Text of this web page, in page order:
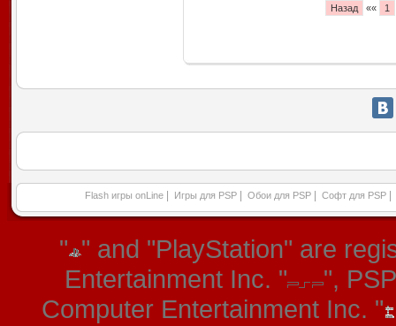
Назад «« 1
Flash игры onLine Игры для PSP Обои для PSP Софт для PSP
" " and "PlayStation" are
Entertainment Inc. "
",
Computer Entertainment Inc. "